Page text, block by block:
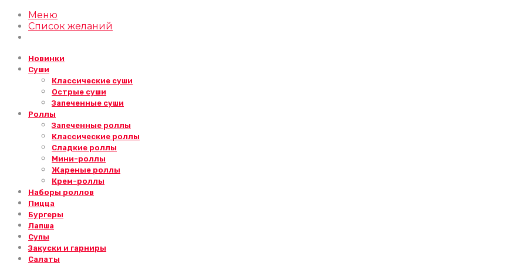
Меню
Список желаний
Новинки
Суши
Классические суши
Острые суши
Запеченные суши
Роллы
Запеченные роллы
Классические роллы
Сладкие роллы
Мини-роллы
Жареные роллы
Крем-роллы
Наборы роллов
Пицца
Бургеры
Лапша
Супы
Закуски и гарниры
Салаты